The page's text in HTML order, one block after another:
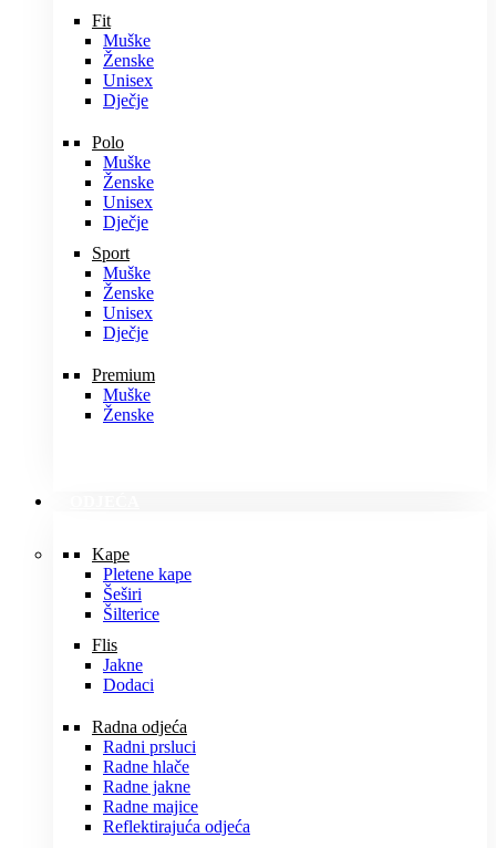
Fit
Muške
Ženske
Unisex
Dječje
Polo
Muške
Ženske
Unisex
Dječje
Sport
Muške
Ženske
Unisex
Dječje
Premium
Muške
Ženske
Kape
Pletene kape
Šeširi
Šilterice
Flis
Jakne
Dodaci
Radna odjeća
Radni prsluci
Radne hlače
Radne jakne
Radne majice
Reflektirajuća odjeća